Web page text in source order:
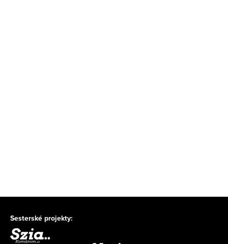
Sesterské projekty: